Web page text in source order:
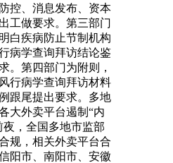
控、消息发布、资本
工做要求。第三部门
白疾病防止节制机构
病学查询拜访结论鉴
。第四部门为附则，
行病学查询拜访材料
跟尾提出要求。多地
大外卖平台遏制“内
夜，全国多地市监部
规，相关外卖平台合
阳市、南阳市、安徽